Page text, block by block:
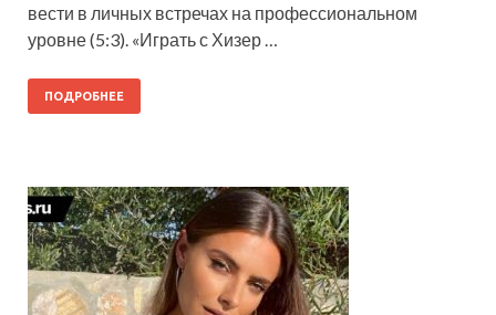
вести в личных встречах на профессиональном
уровне (5:3). «Играть с Хизер …
ПОДРОБНЕЕ